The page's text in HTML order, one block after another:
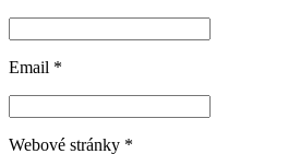
Email *
Webové stránky *